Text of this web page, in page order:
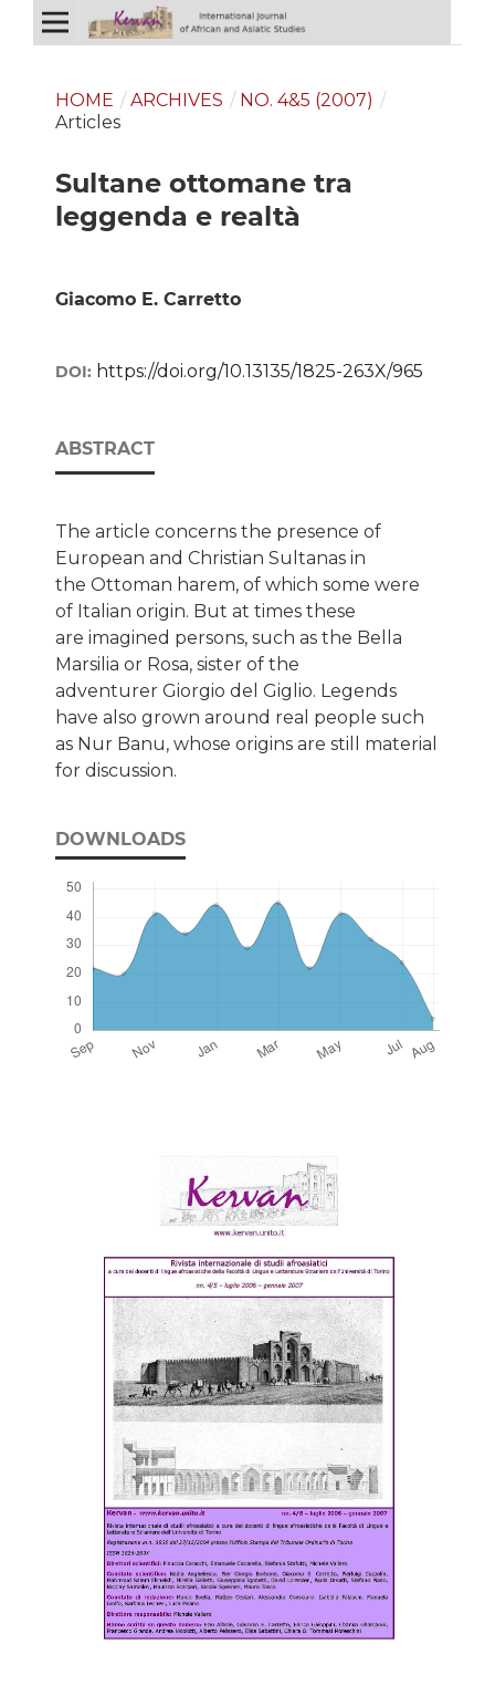
HOME / ARCHIVES / NO. 4&5 (2007) /
Articles
Sultane ottomane tra
leggenda e realtà
Giacomo E. Carretto
DOI: https://doi.org/10.13135/1825-263X/965
ABSTRACT
The article concerns the presence of
European and Christian Sultanas in
the Ottoman harem, of which some were
of Italian origin. But at times these
are imagined persons, such as the Bella
Marsilia or Rosa, sister of the
adventurer Giorgio del Giglio. Legends
have also grown around real people such
as Nur Banu, whose origins are still material
for discussion.
DOWNLOADS